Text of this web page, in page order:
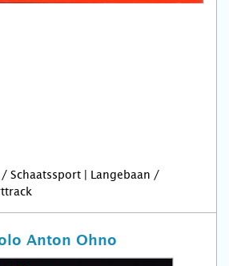
Schaatssport | Langebaan /
Anton Ohno